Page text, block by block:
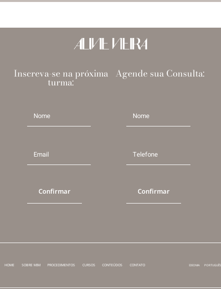
Inscreva-se na próxima
turma:
Agende sua Consulta:
Confirmar Confirmar
HOME SOBRE MIM PROCEDIMENTOS CURSOS CONTEÚDOS CONTATO IDIOMA PORTUGUÊS